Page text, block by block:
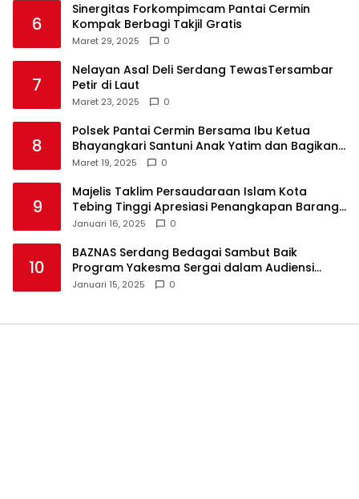
6
Sinergitas Forkompimcam Pantai Cermin
Kompak Berbagi Takjil Gratis
Maret 29, 2025 0
7
Nelayan Asal Deli Serdang TewasTersambar
Petir di Laut
Maret 23, 2025 0
8
Polsek Pantai Cermin Bersama Ibu Ketua
Bhayangkari Santuni Anak Yatim dan Bagikan
Takjil
Maret 19, 2025 0
9
Majelis Taklim Persaudaraan Islam Kota
Tebing Tinggi Apresiasi Penangkapan Barang
Haram
Januari 16, 2025 0
10
BAZNAS Serdang Bedagai Sambut Baik
Program Yakesma Sergai dalam Audiensi
Perkenalan Pengurus Baru
Januari 15, 2025 0